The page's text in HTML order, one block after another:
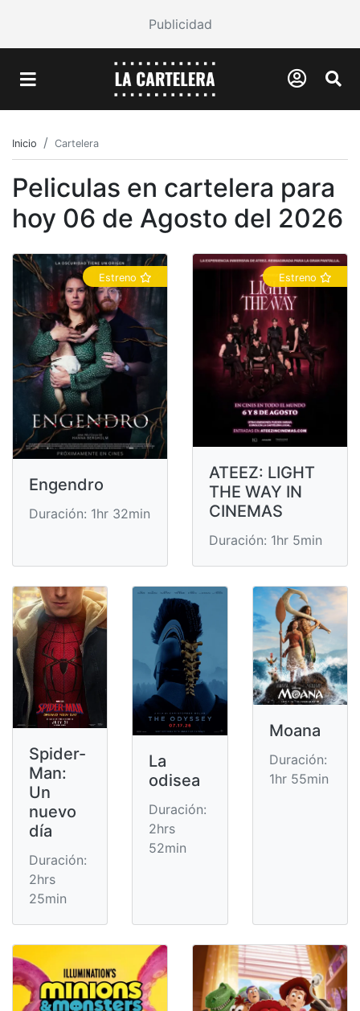
Publicidad
Inicio Cartelera
Peliculas en cartelera para
hoy 06 de Agosto del 2026
Estreno
Engendro
Duración: 1hr 32min
Estreno
ATEEZ: LIGHT
THE WAY IN
CINEMAS
Duración: 1hr 5min
Spider-
Man:
Un
nuevo
día
Duración:
2hrs
25min
La
odisea
Duración:
2hrs
52min
Moana
Duración:
1hr 55min